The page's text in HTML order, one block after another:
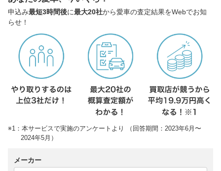
申込み最短3時間後に最大20社から愛車の査定結果をWebでお知
らせ！
※1：本サービスで実施のアンケートより （回答期間：2023年6月〜
2024年5月）
メーカー